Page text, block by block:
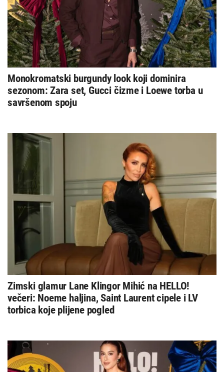
Monokromatski burgundy look koji dominira
sezonom: Zara set, Gucci čizme i Loewe torba u
savršenom spoju
Zimski glamur Lane Klingor Mihić na HELLO!
večeri: Noeme haljina, Saint Laurent cipele i LV
torbica koje plijene pogled